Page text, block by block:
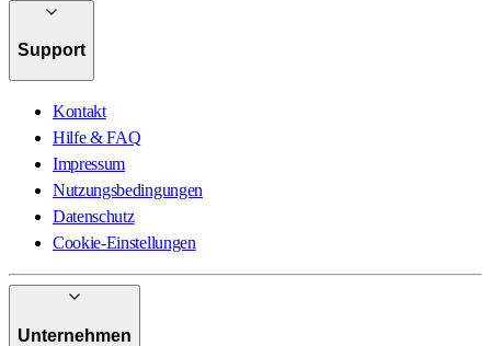
Support
Kontakt
Hilfe & FAQ
Impressum
Nutzungsbedingungen
Datenschutz
Cookie-Einstellungen
Unternehmen